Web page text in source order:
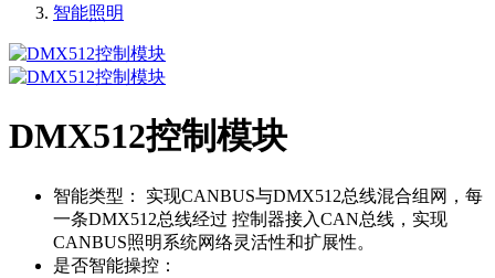
智能照明
DMX512控制模块
智能类型：
实现CANBUS与DMX512总线混合组网，每
一条DMX512总线经过 控制器接入CAN总线，实现
CANBUS照明系统网络灵活性和扩展性。
是否智能操控：